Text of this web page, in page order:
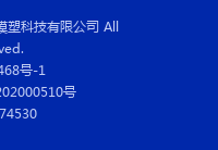
科技有限公司 All
号-1
号